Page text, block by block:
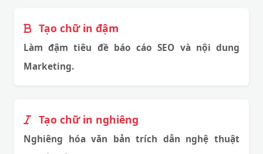
Tạo chữ in đậm
Làm đậm tiêu đề báo cáo SEO và nội dung
Marketing.
Tạo chữ in nghiêng
Nghiêng hóa văn bản trích dẫn nghệ thuật